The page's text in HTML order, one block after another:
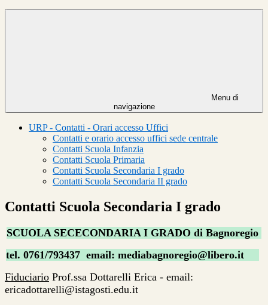
Menu di
navigazione
URP - Contatti - Orari accesso Uffici
Contatti e orario accesso uffici sede centrale
Contatti Scuola Infanzia
Contatti Scuola Primaria
Contatti Scuola Secondaria I grado
Contatti Scuola Secondaria II grado
Contatti Scuola Secondaria I grado
SCUOLA SECECONDARIA I GRADO di Bagnoregio
tel. 0761/793437 email: mediabagnoregio@libero.it
Fiduciario Prof.ssa Dottarelli Erica - email:
ericadottarelli@istagosti.edu.it